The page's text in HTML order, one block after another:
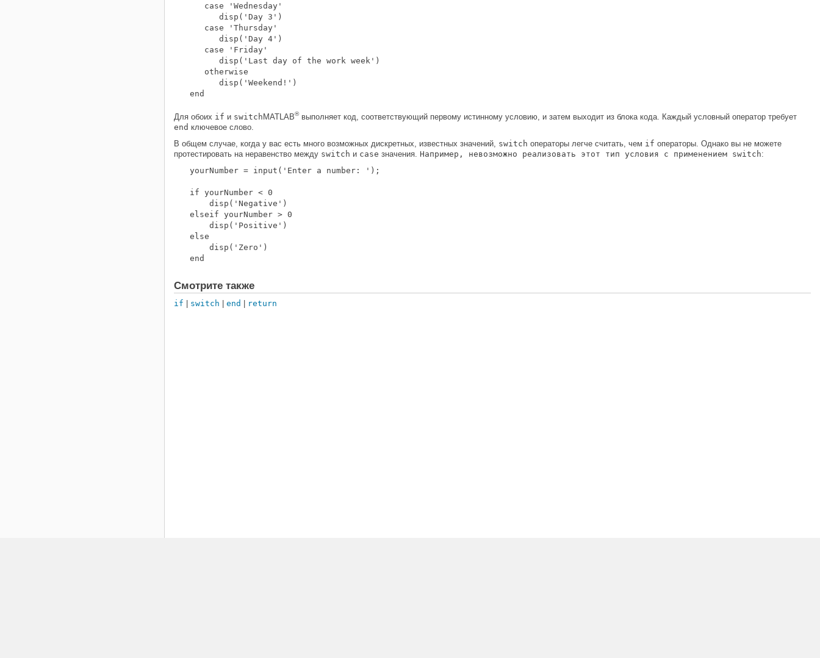
   case 'Wednesday'
      disp('Day 3')
   case 'Thursday'
      disp('Day 4')
   case 'Friday'
      disp('Last day of the work week')
   otherwise
      disp('Weekend!')
end
Для обоих if и switch MATLAB®выполняет код, соответствующий первому истинному условию, и затем выходит из блока кода. Каждый условный оператор требует
end ключевое слово.
В общем случае, когда у вас есть много возможных дискретных, известных значений, switch операторы легче считать, чем if операторы. Однако вы не можете
протестировать на неравенство между switch и case значения. Например, невозможно реализовать этот тип условия с применением switch:
yourNumber = input('Enter a number: ');
if yourNumber < 0
    disp('Negative')
elseif yourNumber > 0
    disp('Positive')
else
    disp('Zero')
end
Смотрите также
if switch end return